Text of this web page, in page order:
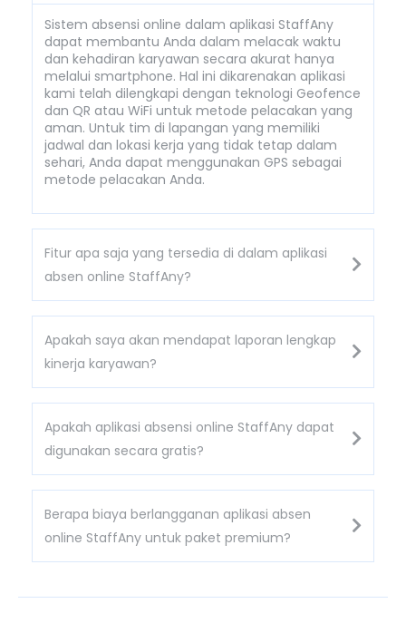
Sistem absensi online dalam aplikasi StaffAny
dapat membantu Anda dalam melacak waktu
dan kehadiran karyawan secara akurat hanya
melalui smartphone. Hal ini dikarenakan aplikasi
kami telah dilengkapi dengan teknologi Geofence
dan QR atau WiFi untuk metode pelacakan yang
aman. Untuk tim di lapangan yang memiliki
jadwal dan lokasi kerja yang tidak tetap dalam
sehari, Anda dapat menggunakan GPS sebagai
metode pelacakan Anda.
Fitur apa saja yang tersedia di dalam aplikasi
absen online StaffAny?
Apakah saya akan mendapat laporan lengkap
kinerja karyawan?
Apakah aplikasi absensi online StaffAny dapat
digunakan secara gratis?
Berapa biaya berlangganan aplikasi absen
online StaffAny untuk paket premium?